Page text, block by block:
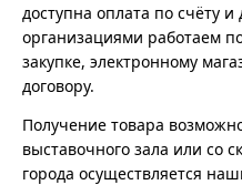
доступна оплата по счёту
организациями работаем
закупке, электронному
договору.
Получение товара
выставочного зала или со
города осуществляется